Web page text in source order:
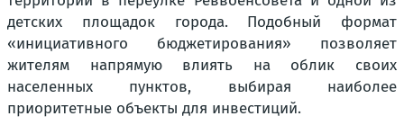
детских площадок города. Подобный формат
«инициативного бюджетирования» позволяет
жителям напрямую влиять на облик своих
населенных пунктов, выбирая наиболее
приоритетные объекты для инвестиций.